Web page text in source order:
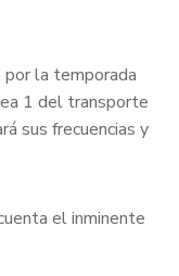
por la temporada
1 del transporte
sus frecuencias y
el inminente